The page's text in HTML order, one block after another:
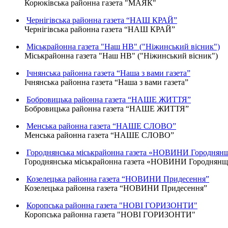
Корюківська районна газета "МАЯК"
Чернігівська районна газета “НАШ КРАЙ”
Чернігівська районна газета “НАШ КРАЙ”
Міськрайонна газета "Наш НВ" ("Ніжинський вісник")
Міськрайонна газета "Наш НВ" ("Ніжинський вісник")
Ічнянська районна газета “Наша з вами газета”
Ічнянська районна газета “Наша з вами газета”
Бобровицька районна газета “НАШЕ ЖИТТЯ”
Бобровицька районна газета “НАШЕ ЖИТТЯ”
Менська районна газета “НАШЕ СЛОВО”
Менська районна газета “НАШЕ СЛОВО”
Городнянська міськрайонна газета «НОВИНИ
Городнянська міськрайонна газета «НОВИНИ
Козелецька районна газета “НОВИНИ Придесення”
Козелецька районна газета “НОВИНИ Придесення”
Коропська районна газета "НОВІ ГОРИЗОНТИ"
Коропська районна газета "НОВІ ГОРИЗОНТИ"